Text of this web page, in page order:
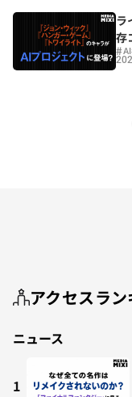
ラ
存
制
#AI
アクセスラ
ニュース
1